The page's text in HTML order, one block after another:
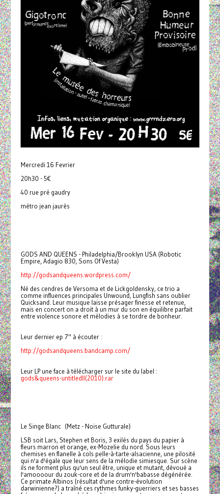
Mercredi 16 Fevrier
20h30 - 5€
40 rue pré gaudry
métro jean jaurès
GODS AND QUEENS - Philadelphia/Brooklyn USA (Robotic
Empire, Adagio 830, Sons Of Vesta)
http://godsandqueens.wordpress.com/
Né des cendres de Versoma et de Lickgoldensky, ce trio a
comme influences principales Unwound, Lungfish sans oublier
Quicksand. Leur musique laisse présager finesse et retenue,
mais en concert on a droit à un mur du son en équilibre parfait
entre violence sonore et mélodies à se tordre de bonheur.
Leur dernier ep 7" à écouter :
http://godsandqueens.bandcamp.com/
Leur LP une face à télécharger sur le site du label :
gods&queens-untitledII(2010).rar
Le Singe Blanc (Metz - Noise Gutturale)
LSB soit Lars, Stephen et Boris, 3 exilés du pays du papier à
fleurs marron et orange, ex-Mozelie du nord. Sous leurs
chemises en flanelle à cols pelle-à-tarte-alsacienne, une pilosité
qui n'a d'égale que leur sens de la mélodie simiesque. Sur scène
ils ne forment plus qu'un seul être, unique et mutant, dévoué a
l'amoooour du zouk-core et de la drum'n'babasse dégénérée.
Ce primate Albinos (résultat d'une contre-évolution
darwinienne?) a traîné ces rythmes funky-guerriers et ses basses